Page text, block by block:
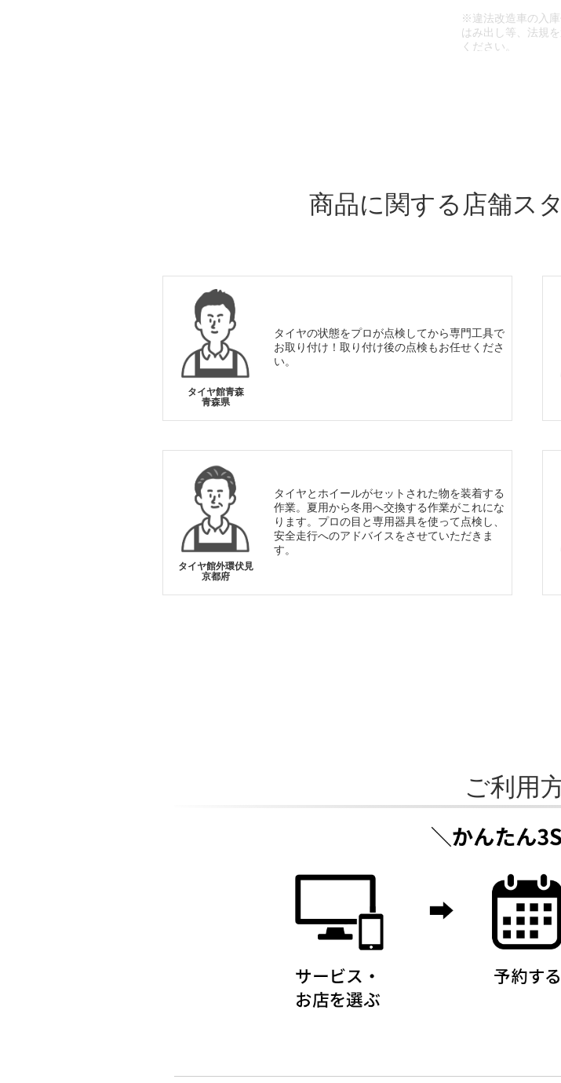
※違法改造車の入
はみ出し等、法規
ください。
商品に関する店舗ス
タイヤ館青森
青森県
タイヤの状態をプロが点検してから専門工具で
お取り付け！取り付け後の点検もお任せくださ
い。
タイヤ館外環伏見
京都府
タイヤとホイールがセットされた物を装着する
作業。夏用から冬用へ交換する作業がこれにな
ります。プロの目と専用器具を使って点検し、
安全走行へのアドバイスをさせていただきま
す。
ご利用